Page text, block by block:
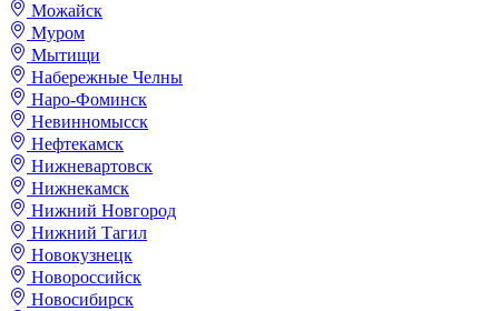
Можайск
Муром
Мытищи
Набережные Челны
Наро-Фоминск
Невинномысск
Нефтекамск
Нижневартовск
Нижнекамск
Нижний Новгород
Нижний Тагил
Новокузнецк
Новороссийск
Новосибирск